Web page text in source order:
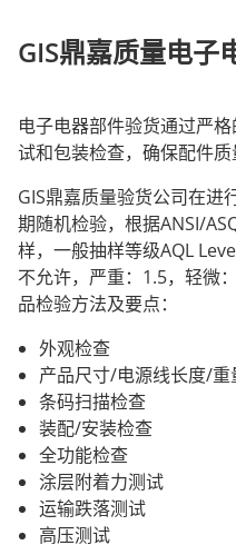
GIS鼎嘉质量电子
电子电器部件验货通过严
试和包装检查，确保配件质
GIS鼎嘉质量验货公司在进
期随机检验，根据ANSI/
样，一般抽样等级AQL
不允许，严重： 1.5，轻微：
品检验方法及要点：
外观检查
产品尺寸/电源线长度/重
条码扫描检查
装配/安装检查
全功能检查
涂层附着力测试
运输跌落测试
高压测试